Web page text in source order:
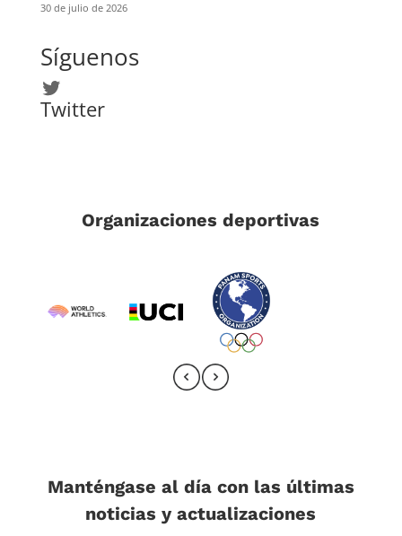
30 de julio de 2026
Síguenos
Twitter
Twitter
Organizaciones deportivas
Manténgase al día con las últimas
noticias y actualizaciones